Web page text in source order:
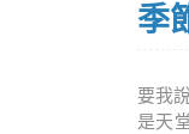
季
要我
是天